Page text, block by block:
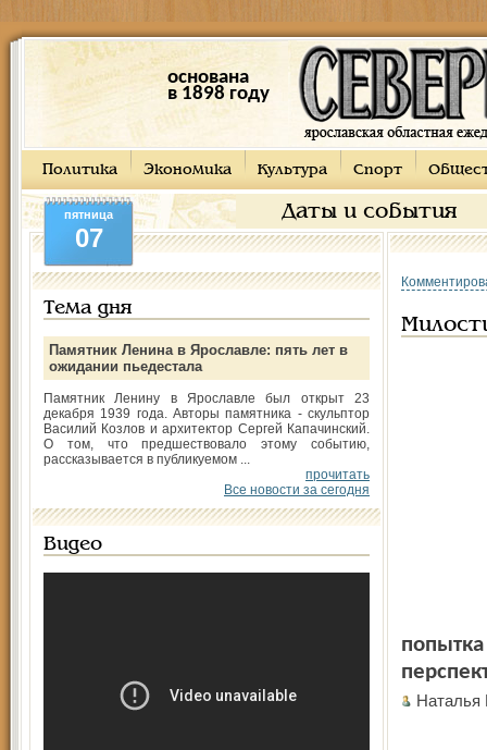
основана
в 1898 году
Политика Экономика Культура Спорт
Даты и события
пятница
07
Тема дня
Памятник Ленина в Ярославле: пять лет в
ожидании пьедестала
Памятник Ленину в Ярославле был открыт 23
декабря 1939 года. Авторы памятника - скульптор
Василий Козлов и архитектор Сергей Капачинский.
О том, что предшествовало этому событию,
рассказывается в публикуемом ...
прочитать
Все новости за сегодня
Видео